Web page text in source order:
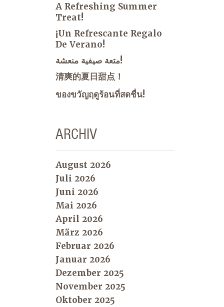
A Refreshing Summer
Treat!
¡Un Refrescante Regalo
De Verano!
متعة صيفية منعشة!
清爽的夏日甜点！
ของขวัญฤดูร้อนที่สดชื่น!
ARCHIV
August 2026
Juli 2026
Juni 2026
Mai 2026
April 2026
März 2026
Februar 2026
Januar 2026
Dezember 2025
November 2025
Oktober 2025